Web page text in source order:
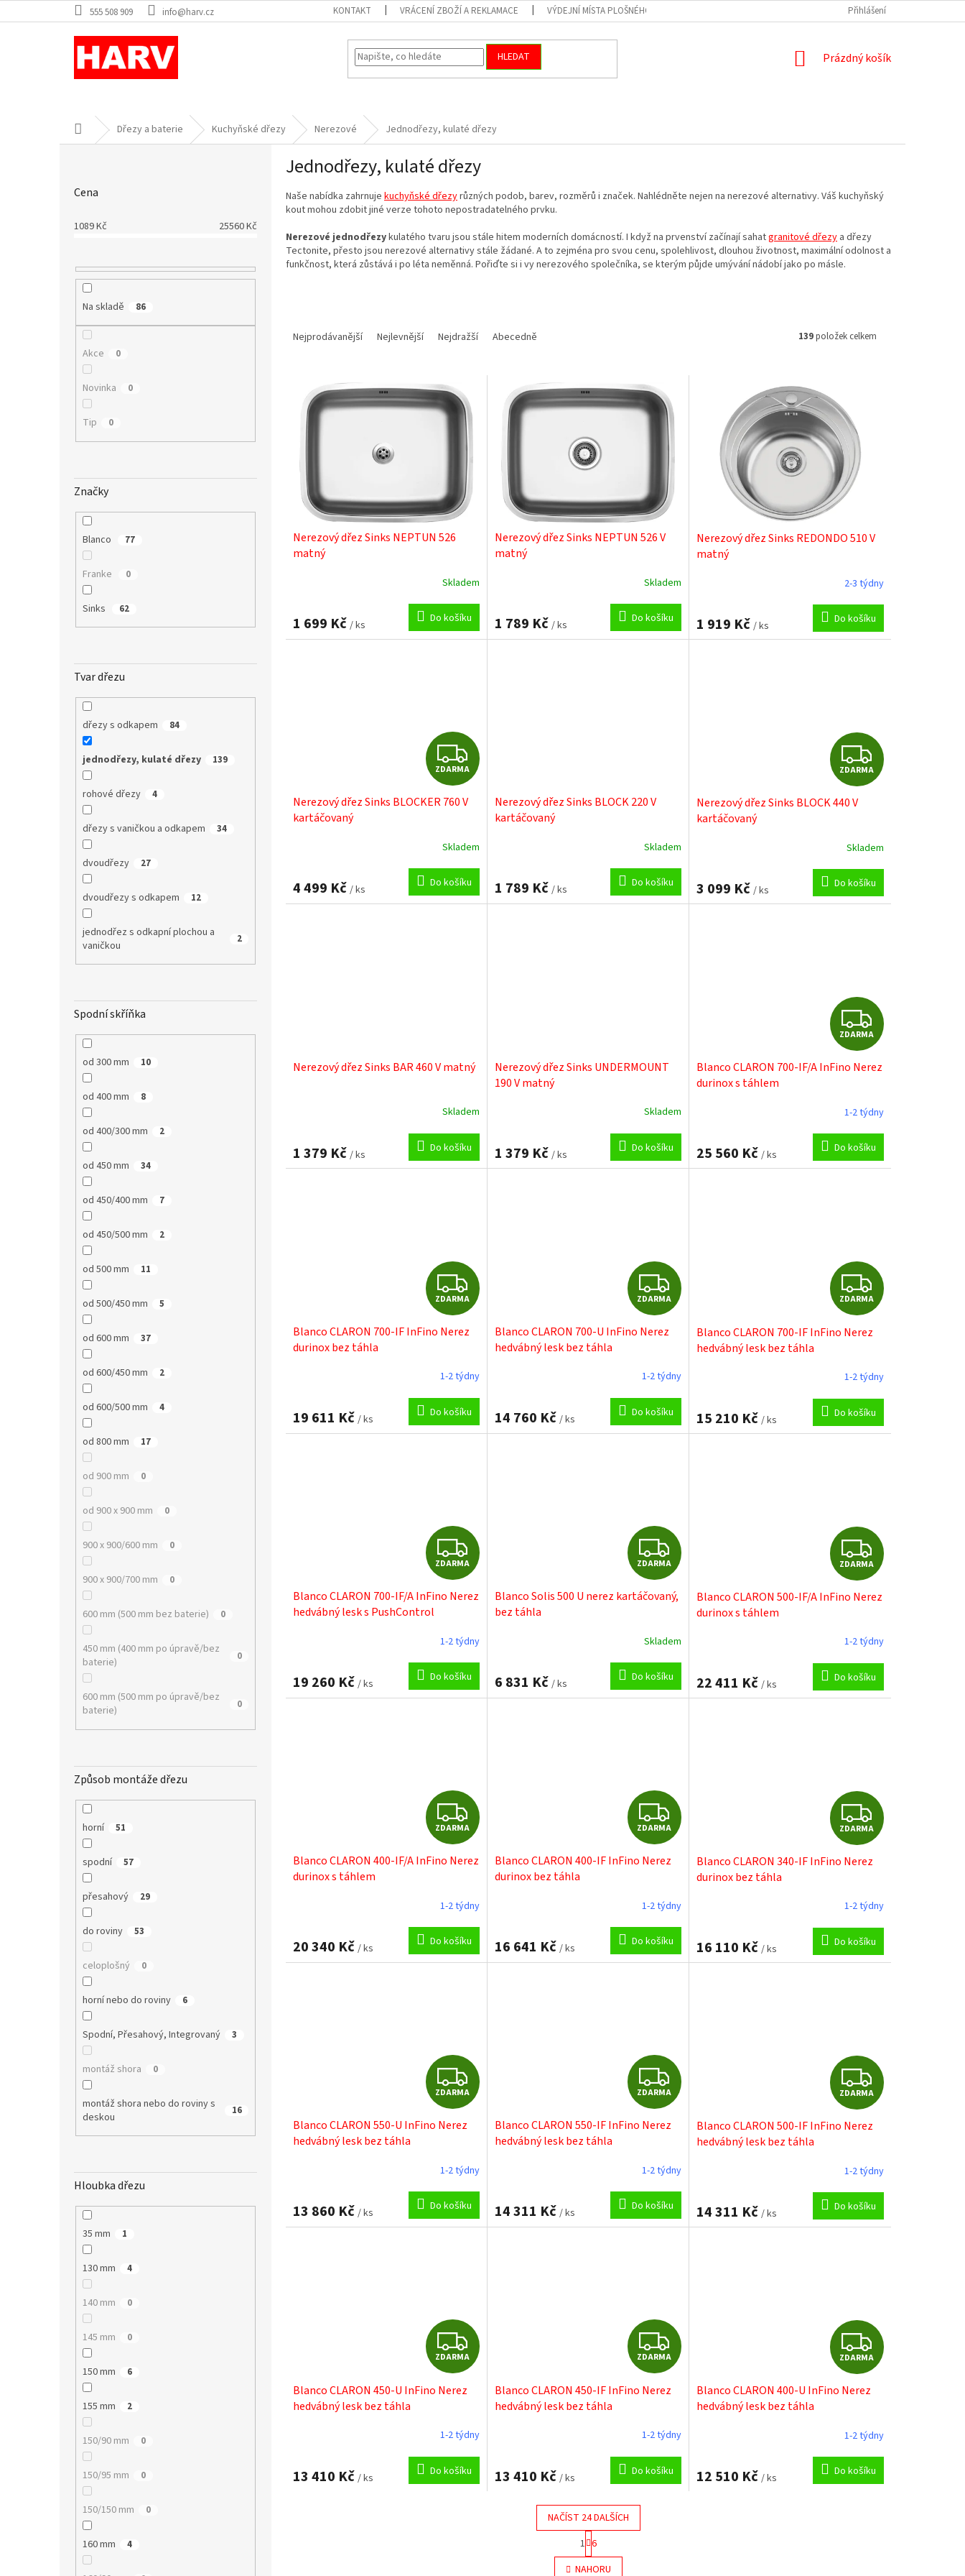
na
555 508 909 info@harv.cz KONTAKT VRÁCENÍ ZBOŽÍ A REKLAMACE VÝDEJNÍ MÍSTA PLOŠNÉHO MATERIÁLU A NÁŘEZOVÁ CENTRA NÁŘEZ PRACOVNÍ DESKY A ZÁSTĚNY
Přihlášení
HLEDAT
NÁKUPNÍ
Prázdný košík
Domů Dřezy a baterie Kuchyňské dřezy Nerezové Jednodřezy, kulaté dřezy
Cena
1089Kč 25560Kč
Na skladě 86
Akce 0
Novinka 0
Tip 0
Značky
Blanco 77
Franke 0
Sinks 62
Tvar dřezu
dřezy s odkapem 84
jednodřezy, kulaté dřezy 139
rohové dřezy 4
dřezy s vaničkou a odkapem 34
dvoudřezy 27
dvoudřezy s odkapem 12
jednodřez s odkapní plochou a
vaničkou
2
Spodní skříňka
od 300 mm 10
od 400 mm 8
od 400/300 mm 2
od 450 mm 34
od 450/400 mm 7
od 450/500 mm 2
od 500 mm 11
od 500/450 mm 5
od 600 mm 37
od 600/450 mm 2
od 600/500 mm 4
od 800 mm 17
od 900 mm 0
od 900 x 900 mm 0
900 x 900/600 mm 0
900 x 900/700 mm 0
600 mm (500 mm bez baterie) 0
450 mm (400 mm po úpravě/bez
baterie)
0
600 mm (500 mm po úpravě/bez
baterie)
0
Způsob montáže dřezu
horní 51
spodní 57
přesahový 29
do roviny 53
celoplošný 0
horní nebo do roviny 6
Spodní, Přesahový, Integrovaný 3
montáž shora 0
montáž shora nebo do roviny s
deskou
16
Hloubka dřezu
35 mm 1
130 mm 4
140 mm 0
145 mm 0
150 mm 6
155 mm 2
150/90 mm 0
150/95 mm 0
150/150 mm 0
160 mm 4
Jednodřezy, kulaté dřezy
Naše nabídka zahrnuje kuchyňské dřezyrůzných podob, barev, rozměrů i značek. Nahlédněte nejen na nerezové alternativy. Váš kuchyňský
kout mohou zdobit jiné verze tohoto nepostradatelného prvku.
Nerezové jednodřezykulatého tvaru jsou stále hitem moderních domácností. I když na prvenství začínají sahatgranitové dřezy a dřezy
Tectonite, přesto jsou nerezové alternativy stále žádané. A to zejména pro svou cenu, spolehlivost, dlouhou životnost, maximální odolnost a
funkčnost, která zůstává i po léta neměnná. Pořiďte si i vy nerezového společníka, se kterým půjde umývání nádobí jako po másle.
Nejprodávanější Nejlevnější Nejdražší Abecedně 139položek celkem
Nerezový dřez Sinks NEPTUN 526
matný
Skladem
1 699 Kč / ks Do košíku
Nerezový dřez Sinks NEPTUN 526 V
matný
Skladem
1 789 Kč / ks Do košíku
Nerezový dřez Sinks REDONDO 510 V
matný
2-3 týdny
1 919 Kč / ks Do košíku
Z
D
R
M
A
ZDARMA
Nerezový dřez Sinks BLOCKER 760 V
kartáčovaný
Skladem
4 499 Kč / ks Do košíku
Nerezový dřez Sinks BLOCK 220 V
kartáčovaný
Skladem
1 789 Kč / ks Do košíku
Z
D
R
M
A
ZDARMA
Nerezový dřez Sinks BLOCK 440 V
kartáčovaný
Skladem
3 099 Kč / ks Do košíku
Nerezový dřez Sinks BAR 460 V matný
Skladem
1 379 Kč / ks Do košíku
Nerezový dřez Sinks UNDERMOUNT
190 V matný
Skladem
1 379 Kč / ks Do košíku
Z
D
A
R
M
A
ZDARMA
Blanco CLARON 700-IF/A InFino Nerez
durinox s táhlem
1-2 týdny
25 560 Kč / ks Do košíku
Z
D
A
R
M
A
ZDARMA
Blanco CLARON 700-IF InFino Nerez
durinox bez táhla
1-2 týdny
19 611 Kč / ks Do košíku
Z
D
R
M
A
ZDARMA
Blanco CLARON 700-U InFino Nerez
hedvábný lesk bez táhla
1-2 týdny
14 760 Kč / ks Do košíku
Z
D
A
R
M
A
ZDARMA
Blanco CLARON 700-IF InFino Nerez
hedvábný lesk bez táhla
1-2 týdny
15 210 Kč / ks Do košíku
Z
D
A
R
M
A
ZDARMA
Blanco CLARON 700-IF/A InFino Nerez
hedvábný lesk s PushControl
1-2 týdny
19 260 Kč / ks Do košíku
Z
D
A
R
M
A
ZDARMA
Blanco Solis 500 U nerez kartáčovaný,
bez táhla
Skladem
6 831 Kč / ks Do košíku
Z
D
A
R
M
A
ZDARMA
Blanco CLARON 500-IF/A InFino Nerez
durinox s táhlem
1-2 týdny
22 411 Kč / ks Do košíku
Z
D
A
R
M
A
ZDARMA
Blanco CLARON 400-IF/A InFino Nerez
durinox s táhlem
1-2 týdny
20 340 Kč / ks Do košíku
Z
D
A
R
M
A
ZDARMA
Blanco CLARON 400-IF InFino Nerez
durinox bez táhla
1-2 týdny
16 641 Kč / ks Do košíku
Z
D
A
R
M
A
ZDARMA
Blanco CLARON 340-IF InFino Nerez
durinox bez táhla
1-2 týdny
16 110 Kč / ks Do košíku
Z
D
R
M
A
ZDARMA
Blanco CLARON 550-U InFino Nerez
hedvábný lesk bez táhla
1-2 týdny
13 860 Kč / ks Do košíku
Z
D
A
R
M
A
ZDARMA
Blanco CLARON 550-IF InFino Nerez
hedvábný lesk bez táhla
1-2 týdny
14 311 Kč / ks Do košíku
Z
D
A
R
M
A
ZDARMA
Blanco CLARON 500-IF InFino Nerez
hedvábný lesk bez táhla
1-2 týdny
14 311 Kč / ks Do košíku
Z
D
R
M
A
ZDARMA
Blanco CLARON 450-U InFino Nerez
hedvábný lesk bez táhla
1-2 týdny
13 410 Kč / ks Do košíku
Z
D
A
R
M
A
ZDARMA
Blanco CLARON 450-IF InFino Nerez
hedvábný lesk bez táhla
1-2 týdny
13 410 Kč / ks Do košíku
Z
D
R
M
A
ZDARMA
Blanco CLARON 400-U InFino Nerez
hedvábný lesk bez táhla
1-2 týdny
12 510 Kč / ks Do košíku
O
v
NAČÍST 24 DALŠÍCH
S
t
r
á
1 6
NAHORU